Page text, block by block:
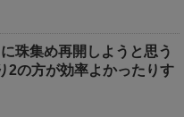
珠集め再開しようと思う
2の方が効率よかったりす